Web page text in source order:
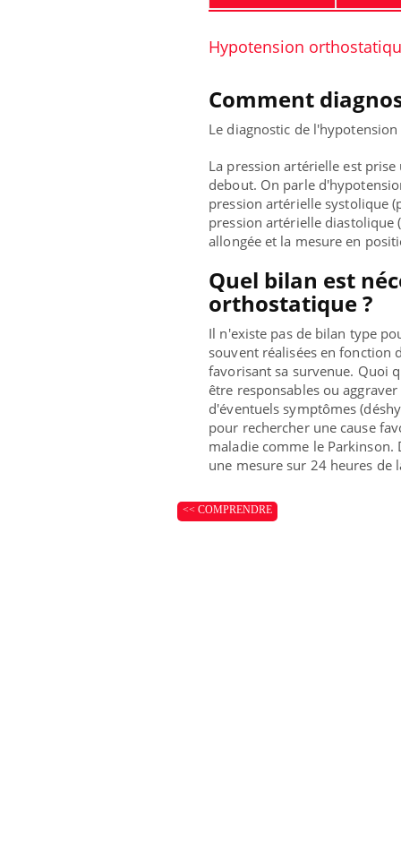
Hypotension
Comment
Le diagnostic de
La pression artérielle est
debout. On parle
pression artérielle systolique
pression artérielle diastolique
allongée et la mesure en
Quel bilan est
orthostatique ?
Il n'existe pas de bilan type
souvent réalisées en fonction
favorisant sa survenue. Quoi
être responsables ou
d'éventuels symptômes
pour rechercher une cause
maladie comme le Parkinson.
une mesure sur 24 heures de
<< COMPRENDRE
Carence en fer : comprendre pour
Youtube
Fatigue, irritabilité, brouillard mental ou
carence en fer sont multiples ce qui la rend
En